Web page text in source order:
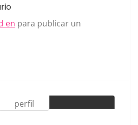
en para publicar un